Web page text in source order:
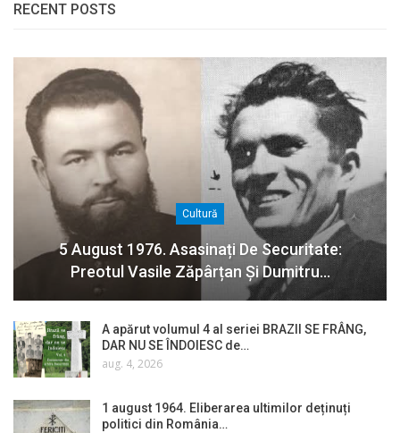
RECENT POSTS
Cultură
5 August 1976. Asasinați De Securitate:
Preotul Vasile Zăpârțan Și Dumitru…
A apărut volumul 4 al seriei BRAZII SE FRÂNG,
DAR NU SE ÎNDOIESC de…
aug. 4, 2026
1 august 1964. Eliberarea ultimilor deținuți
politici din România…